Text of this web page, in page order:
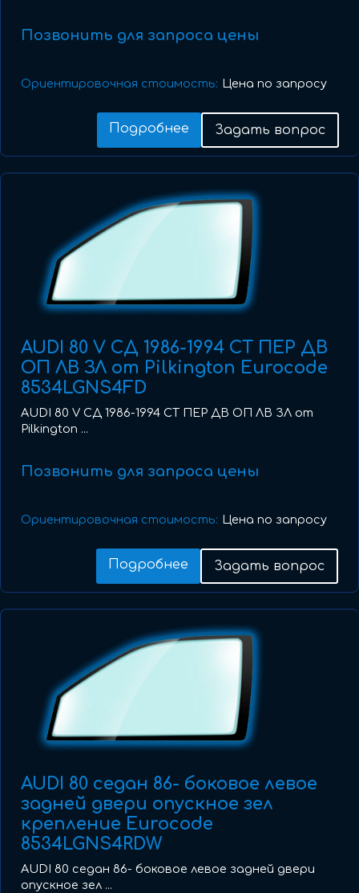
Позвонить для запроса цены
Ориентировочная стоимость: Цена по запросу
Подробнее Задать вопрос
AUDI 80 V СД 1986-1994 СТ ПЕР ДВ
ОП ЛВ ЗЛ от Pilkington Eurocode
8534LGNS4FD
AUDI 80 V СД 1986-1994 СТ ПЕР ДВ ОП ЛВ ЗЛ от
Pilkington ...
Позвонить для запроса цены
Ориентировочная стоимость: Цена по запросу
Подробнее Задать вопрос
AUDI 80 седан 86- боковое левое
задней двери опускное зел
крепление Eurocode
8534LGNS4RDW
AUDI 80 седан 86- боковое левое задней двери
опускное зел ...